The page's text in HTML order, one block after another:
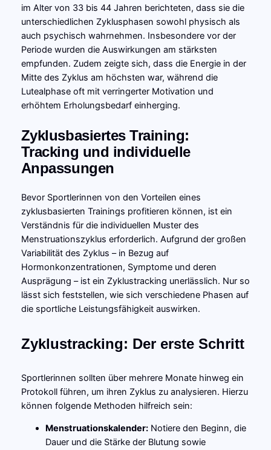
im Alter von 33 bis 44 Jahren berichteten, dass sie die
unterschiedlichen Zyklusphasen sowohl physisch als
auch psychisch wahrnehmen. Insbesondere vor der
Periode wurden die Auswirkungen am stärksten
empfunden. Zudem zeigte sich, dass die Energie in der
Mitte des Zyklus am höchsten war, während die
Lutealphase oft mit verringerter Motivation und
erhöhtem Erholungsbedarf einherging.
Zyklusbasiertes Training:
Tracking und individuelle
Anpassungen
Bevor Sportlerinnen von den Vorteilen eines
zyklusbasierten Trainings profitieren können, ist ein
Verständnis für die individuellen Muster des
Menstruationszyklus erforderlich. Aufgrund der großen
Variabilität des Zyklus – in Bezug auf
Hormonkonzentrationen, Symptome und deren
Ausprägung – ist ein Zyklustracking unerlässlich. Nur so
lässt sich feststellen, wie sich verschiedene Phasen auf
die sportliche Leistungsfähigkeit auswirken.
Zyklustracking: Der erste Schritt
Sportlerinnen sollten über mehrere Monate hinweg ein
Protokoll führen, um ihren Zyklus zu analysieren. Hierzu
können folgende Methoden hilfreich sein:
Menstruationskalender:Notiere den Beginn, die
Dauer und die Stärke der Blutung sowie